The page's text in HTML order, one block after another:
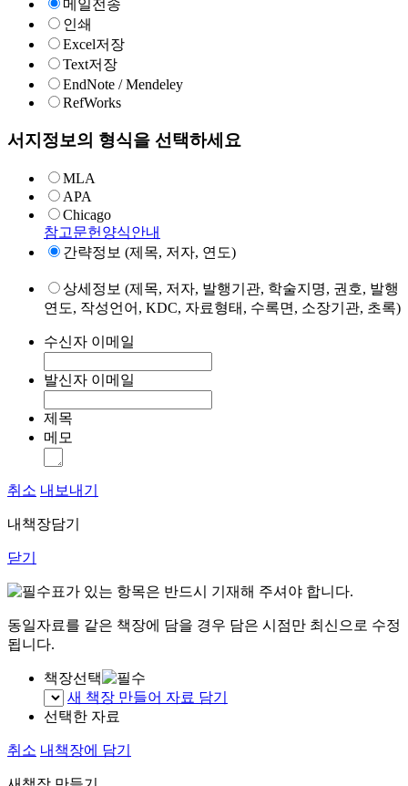
메일전송
인쇄
Excel저장
Text저장
EndNote / Mendeley
RefWorks
서지정보의 형식을 선택하세요
MLA
APA
Chicago
참고문헌양식안내
간략정보 (제목, 저자, 연도)
상세정보 (제목, 저자, 발행기관, 학술지명, 권호, 발행
연도, 작성언어, KDC, 자료형태, 수록면, 소장기관, 초록)
수신자 이메일
발신자 이메일
제목
메모
취소 내보내기
내책장담기
닫기
표가 있는 항목은 반드시 기재해 주셔야 합니다.
동일자료를 같은 책장에 담을 경우 담은 시점만 최신으로 수정
됩니다.
책장선택
새 책장 만들어 자료 담기
선택한 자료
취소 내책장에 담기